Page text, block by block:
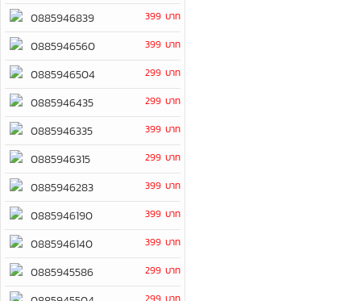
0885946839 399 บาท
0885946560 399 บาท
0885946504 299 บาท
0885946435 299 บาท
0885946335 399 บาท
0885946315 299 บาท
0885946283 399 บาท
0885946190 399 บาท
0885946140 399 บาท
0885945586 299 บาท